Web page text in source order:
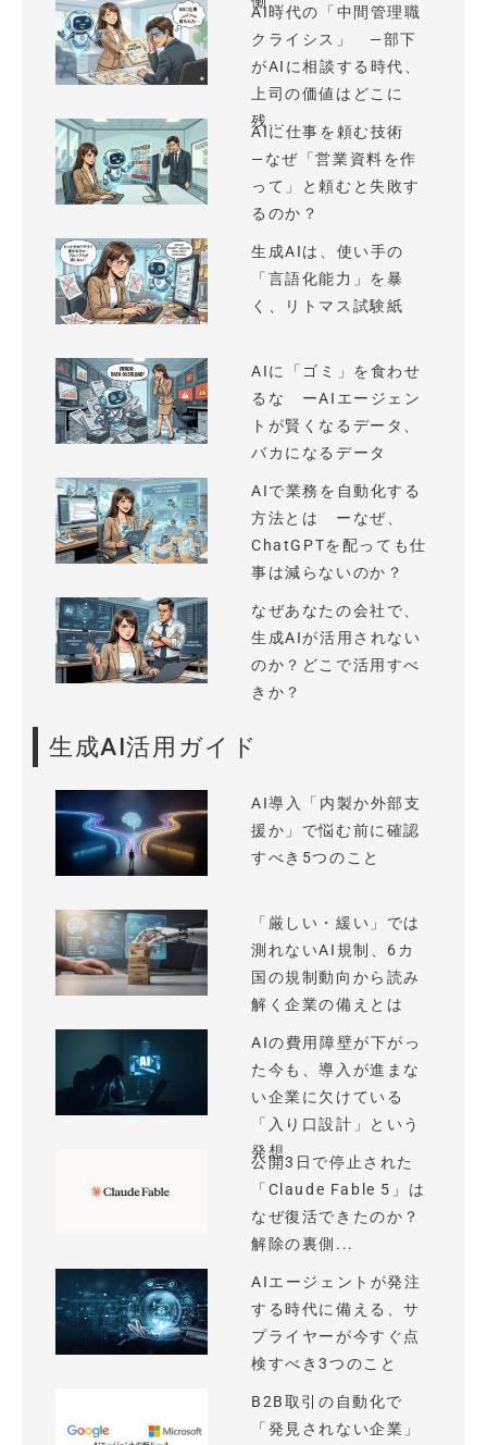
AI時代の「中間管理職
クライシス」 —部下
がAIに相談する時代、
上司の価値はどこに
残...
AIに仕事を頼む技術
—なぜ「営業資料を作
って」と頼むと失敗す
るのか？
生成AIは、使い手の
「言語化能力」を暴
く、リトマス試験紙
AIに「ゴミ」を食わせ
るな ーAIエージェン
トが賢くなるデータ、
バカになるデータ
AIで業務を自動化する
方法とは ーなぜ、
ChatGPTを配っても仕
事は減らないのか？
なぜあなたの会社で、
生成AIが活用されない
のか？どこで活用すべ
きか？
生成AI活用ガイド
AI導入「内製か外部支
援か」で悩む前に確認
すべき5つのこと
「厳しい・緩い」では
測れないAI規制、6カ
国の規制動向から読み
解く企業の備えとは
AIの費用障壁が下がっ
た今も、導入が進まな
い企業に欠けている
「入り口設計」という
発想
公開3日で停止された
「Claude Fable 5」は
なぜ復活できたのか？
解除の裏側...
AIエージェントが発注
する時代に備える、サ
プライヤーが今すぐ点
検すべき3つのこと
B2B取引の自動化で
「発見されない企業」